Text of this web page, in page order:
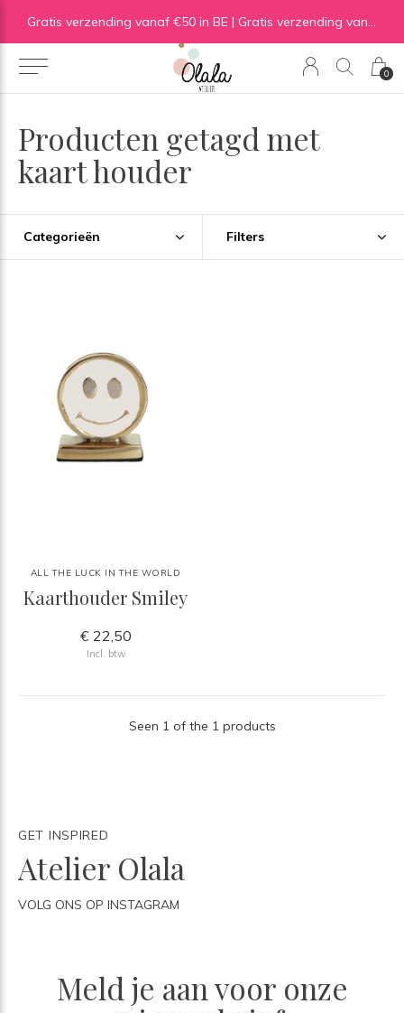
0
Gratis verzending vanaf €50 in BE | Gratis verzending vanaf €75 in NL
Producten getagd met
kaart houder
Categorieën Filters
ALL THE LUCK IN THE WORLD
Kaarthouder Smiley
€ 22,50
Incl. btw
Seen 1 of the 1 products
GET INSPIRED
Atelier Olala
VOLG ONS OP INSTAGRAM
Meld je aan voor onze